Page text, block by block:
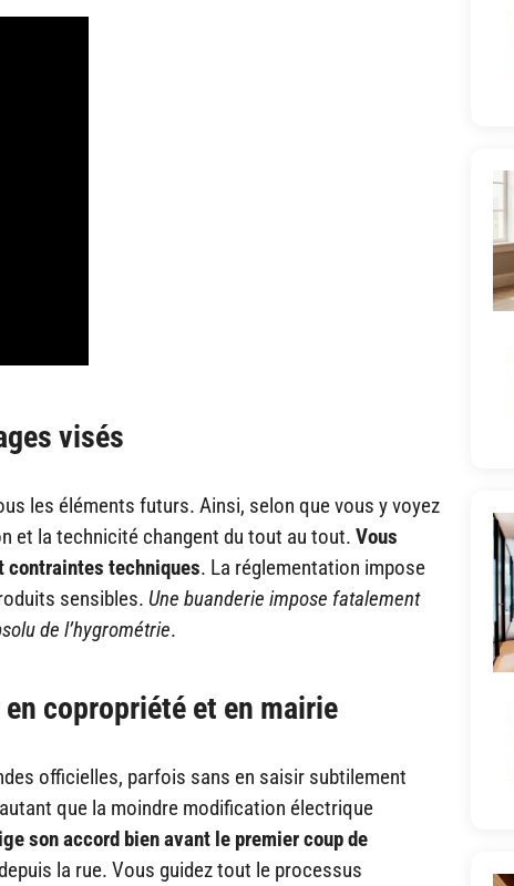
visés
les éléments futurs. Ainsi, selon que vous y voyez
et la technicité changent du tout au tout. Vous
contraintes techniques. La réglementation impose
sensibles. Une buanderie impose fatalement
de l’hygrométrie.
copropriété et en mairie
officielles, parfois sans en saisir subtilement
que la moindre modification électrique
son accord bien avant le premier coup de
la rue. Vous guidez tout le processus